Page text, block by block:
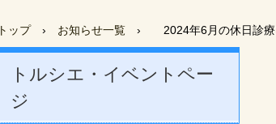
トップ › お知らせ一覧 › 2024年6月の休日診療
トルシエ・イベントペー
ジ